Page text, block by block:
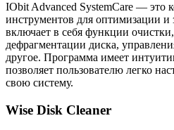
IObit Advanced SystemCare — это
инструментов для оптимизации
включает в себя функции
дефрагментации диска,
другое. Программа имеет
позволяет пользователю легко
свою систему.
Wise Disk Cleaner